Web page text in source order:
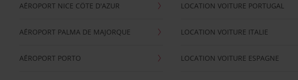
AÉROPORT NICE CÖTE D'AZUR
AÉROPORT PALMA DE MAJORQUE
AÉROPORT PORTO
LOCATION VOITURE PORTUGAL
LOCATION VOITURE ITALIE
LOCATION VOITURE ESPAGNE